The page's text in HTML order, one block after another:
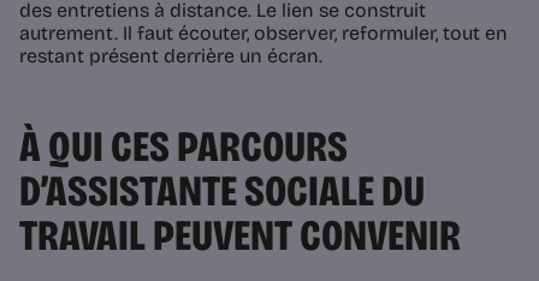
des entretiens à distance. Le lien se construit
autrement. Il faut écouter, observer, reformuler, tout en
restant présent derrière un écran.
À QUI CES PARCOURS
D’ASSISTANTE SOCIALE DU
TRAVAIL PEUVENT CONVENIR